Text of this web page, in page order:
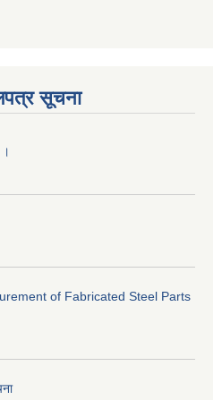
सूचना
of Fabricated Steel Parts